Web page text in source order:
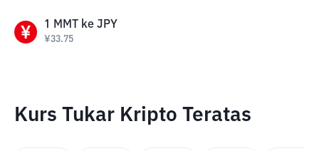
1 MMT ke JPY
¥33.75
Kurs Tukar Kripto Teratas